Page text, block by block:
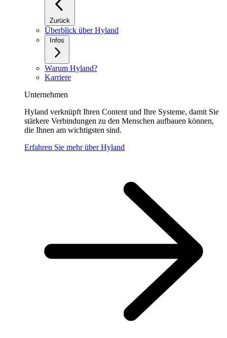
Zurück
Überblick über Hyland
Infos
Warum Hyland?
Karriere
Unternehmen
Hyland verknüpft Ihren Content und Ihre Systeme, damit Sie
stärkere Verbindungen zu den Menschen aufbauen können,
die Ihnen am wichtigsten sind.
Erfahren Sie mehr über Hyland